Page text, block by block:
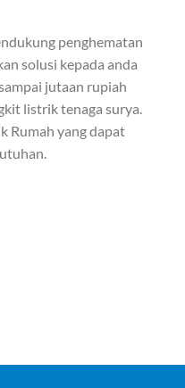
penghematan
solusi kepada anda
jutaan rupiah
listrik tenaga surya.
Rumah yang dapat